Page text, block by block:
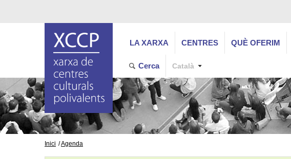
LA XARXA CENTRES QUÈ OFERIM
Cerca Català
Inici Agenda